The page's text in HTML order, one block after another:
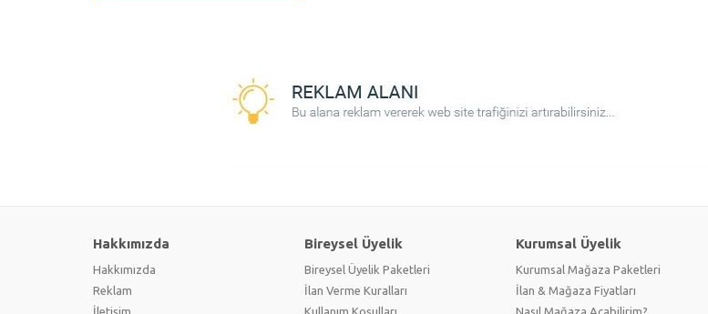
Hakkımızda
Hakkımızda
Reklam
İletişim
Bireysel Üyelik
Bireysel Üyelik Paketleri
İlan Verme Kuralları
Kullanım Koşulları
Kurumsal Üyelik
Kurumsal Mağaza Paketleri
İlan & Mağaza Fiyatları
Nasıl Mağaza Açabilirim?